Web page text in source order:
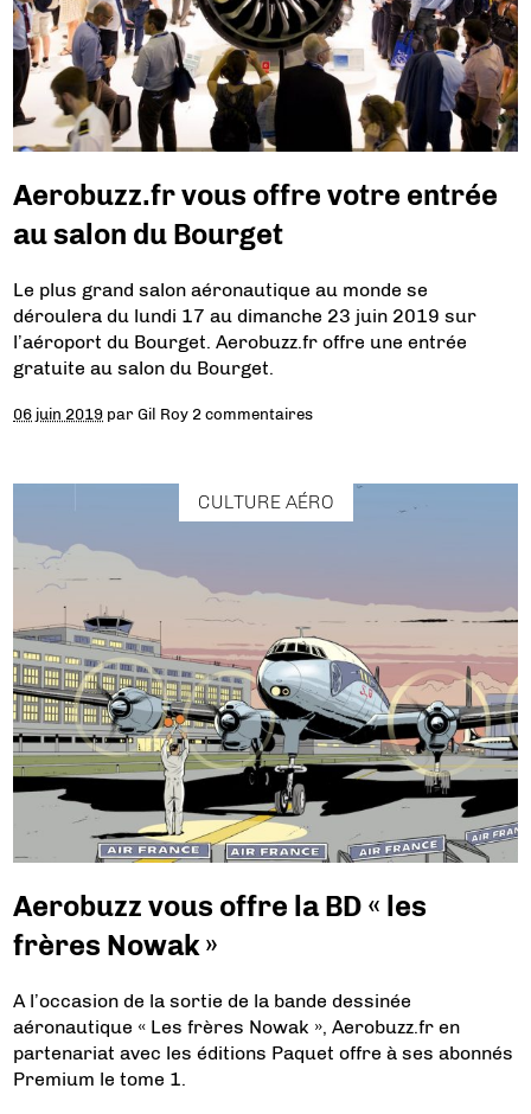
Aerobuzz.fr vous offre votre entrée
au salon du Bourget
Le plus grand salon aéronautique au monde se
déroulera du lundi 17 au dimanche 23 juin 2019 sur
l’aéroport du Bourget. Aerobuzz.fr offre une entrée
gratuite au salon du Bourget.
06 juin 2019 parGil Roy 2 commentaires
CULTURE AÉRO
Aerobuzz vous offre la BD « les
frères Nowak »
A l’occasion de la sortie de la bande dessinée
aéronautique « Les frères Nowak », Aerobuzz.fr en
partenariat avec les éditions Paquet offre à ses abonnés
Premium le tome 1.